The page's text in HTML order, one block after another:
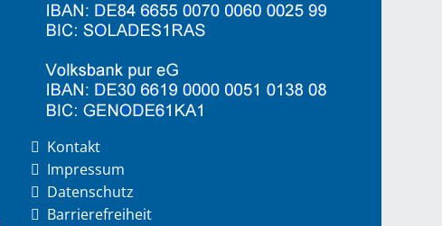
Kontakt
Impressum
Datenschutz
Barrierefreiheit